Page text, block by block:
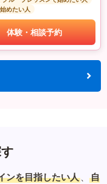
めたい人
体験・相談予約
ンを目指したい人 、
自